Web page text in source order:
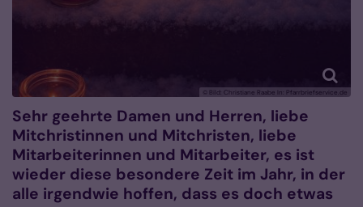
© Bild: Christiane Raabe In: Pfarrbriefservice.de
Sehr geehrte Damen und Herren, liebe
Mitchristinnen und Mitchristen, liebe
Mitarbeiterinnen und Mitarbeiter, es ist
wieder diese besondere Zeit im Jahr, in der
alle irgendwie hoffen, dass es doch etwas